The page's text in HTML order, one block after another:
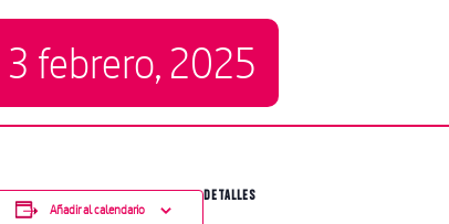
3 febrero, 2025
Añadir al calendario
DETALLES